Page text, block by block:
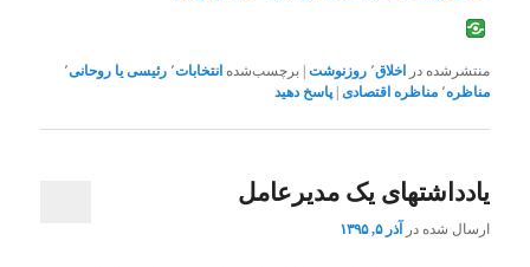
منتشرشده در اخلاق٬ روزنوشت |برچسب‌شده انتخابات٬ رئیسی یا روحانی٬
مناظره٬ مناظره اقتصادی |پاسخ دهید
یادداشتهای یک مدیرعامل
ارسال شده در آذر ۵, ۱۳۹۵